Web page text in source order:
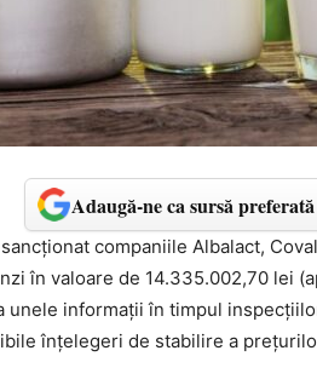
Adaugă-ne ca sursă
companiile Albalact,
în valoare de 14.335.002,70 lei
unele informații în timpul
înțelegeri de stabilire a